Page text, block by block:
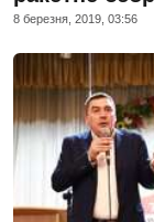
8 березня, 2019, 03:56